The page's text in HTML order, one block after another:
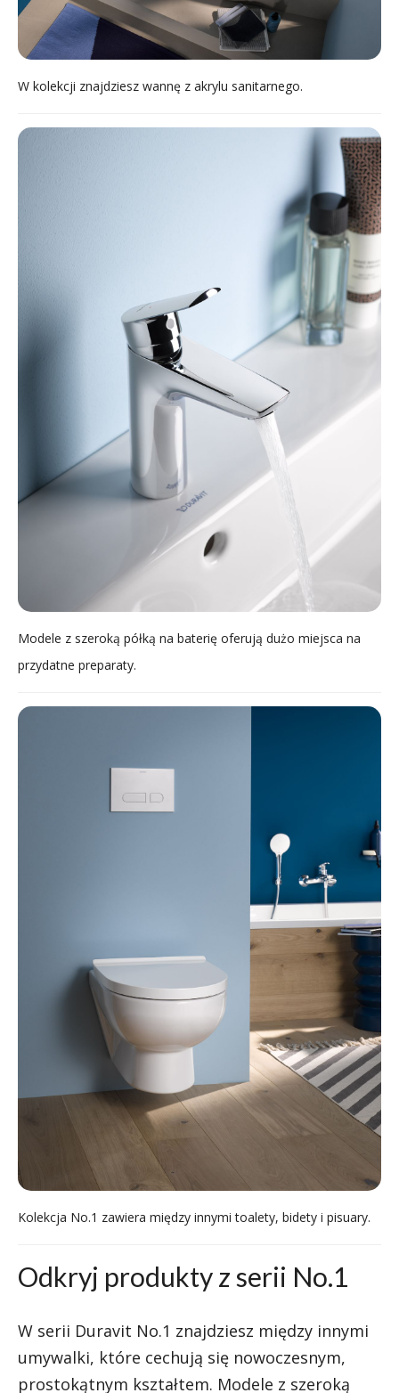
W kolekcji znajdziesz wannę z akrylu sanitarnego.
Modele z szeroką półką na baterię oferują dużo miejsca na
przydatne preparaty.
Kolekcja No.1 zawiera między innymi toalety, bidety i pisuary.
Odkryj produkty z serii No.1
W serii Duravit No.1 znajdziesz między innymi
umywalki, które cechują się nowoczesnym,
prostokątnym kształtem. Modele z szeroką